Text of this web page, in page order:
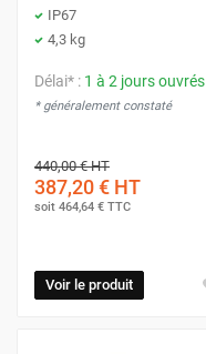
IP67
4,3 kg
Délai* : 1 à 2 jours ouvrés
* généralement constaté
440,00 €HT
387,20 € HT
soit 464,64 € TTC
Voir le produit